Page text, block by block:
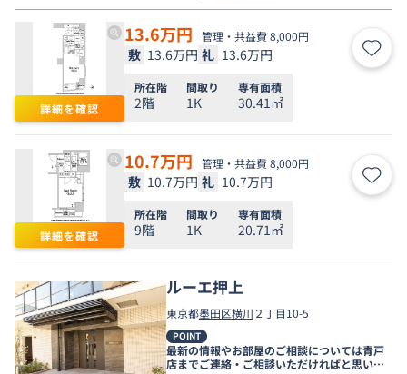
詳細を確認
13.6万円 管理・共益費 8,000円
敷 13.6万円 礼 13.6万円 お気
所在階
2階
間取り
1K
専有面積
30.41㎡
詳細を確認
10.7万円 管理・共益費 8,000円
敷 10.7万円 礼 10.7万円 お気
所在階
9階
間取り
1K
専有面積
20.71㎡
ルーエ押上
東京都墨田区横川 ２丁目10-5
POINT
最新の情報やお部屋のご相談については青戸
店までご連絡・ご相談いただければと思いま